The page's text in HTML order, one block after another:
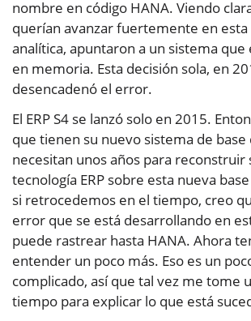
nombre en código HANA. Viendo
querían avanzar fuertemente en esta
analítica, apuntaron a un sistema que
en memoria. Esta decisión sola, en
desencadenó el error.
El ERP S4 se lanzó solo en 2015.
que tienen su nuevo sistema de base
necesitan unos años para reconstruir
tecnología ERP sobre esta nueva
si retrocedemos en el tiempo, creo
error que se está desarrollando en
puede rastrear hasta HANA. Ahora
entender un poco más. Eso es un
complicado, así que tal vez me tome
tiempo para explicar lo que está